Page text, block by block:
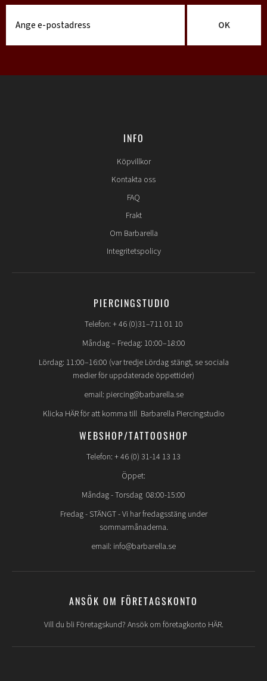
OK
INFO
Köpvillkor
Kontakta oss
FAQ
Frakt
Om Barbarella
Integritetspolicy
PIERCINGSTUDIO
Telefon: + 46 (0)31–711 01 10
Måndag – Fredag: 10:00–18:00
Lördag: 11:00–16:00 (var tredje Lördag stängt, se sociala
medier för uppdaterade öppettider)
email: piercing@barbarella.se
Klicka HÄR för att komma till Barbarella Piercingstudio
WEBSHOP/TATTOOSHOP
Telefon: + 46 (0) 31-14 13 13
Öppet:
Måndag - Torsdag 08:00-15:00
Fredag - STÄNGT- Vi har fredagsstäng under
sommarmånaderna.
email: info@barbarella.se
ANSÖK OM FÖRETAGSKONTO
Vill du bli Företagskund? Ansök om företagkonto HÄR.